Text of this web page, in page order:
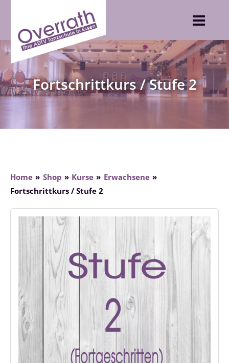
content
Fortschrittkurs / Stufe 2
Home Shop Kurse
Erwachsene
Fortschrittkurs / Stufe 2